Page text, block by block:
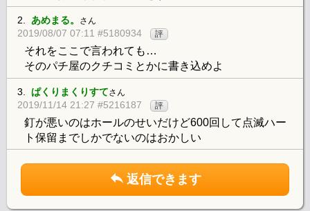
2. あめまる。 さん
2019/08/07 07:11 #5180934 評
それをここで言われても…
そのパチ屋のクチコミとかに書き込めよ
3. ぱくりまくりすてさん
2019/11/14 21:27 #5216187 評
釘が悪いのはホールのせいだけど600回して点滅ハー
ト保留までしかでないのはおかしい
返信できます